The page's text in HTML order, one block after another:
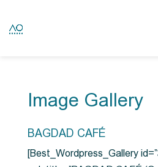
Image Gallery
BAGDAD CAFÉ
[Best_Wordpress_Gallery